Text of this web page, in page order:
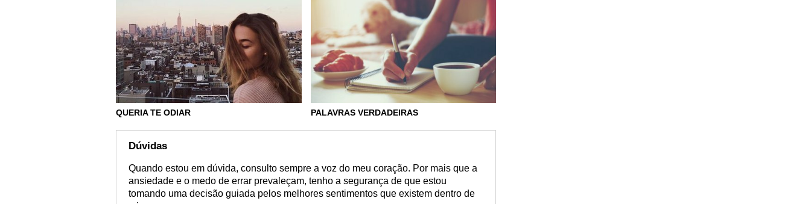
QUERIA TE ODIAR PALAVRAS VERDADEIRAS
Dúvidas
Quando estou em dúvida, consulto sempre a voz do meu coração. Por mais que a
ansiedade e o medo de errar prevaleçam, tenho a segurança de que estou
tomando uma decisão guiada pelos melhores sentimentos que existem dentro de